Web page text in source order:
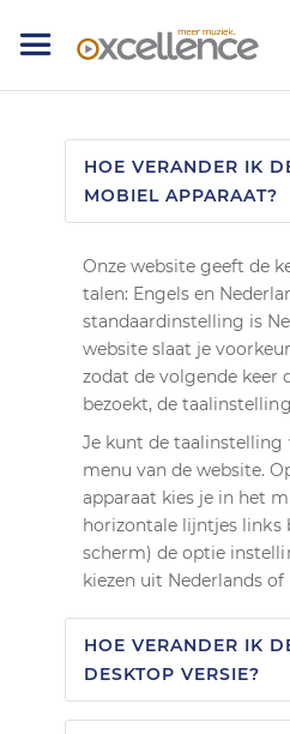
naar
de
HOE VERANDER IK
MOBIEL APPARAAT?
Onze website geeft de
talen: Engels en
standaardinstelling is
website slaat je
zodat de volgende keer
bezoekt, de
Je kunt de
menu van de website.
apparaat kies je in het
horizontale lijntjes links
scherm) de optie
kiezen uit Nederlands of
HOE VERANDER IK
DESKTOP VERSIE?